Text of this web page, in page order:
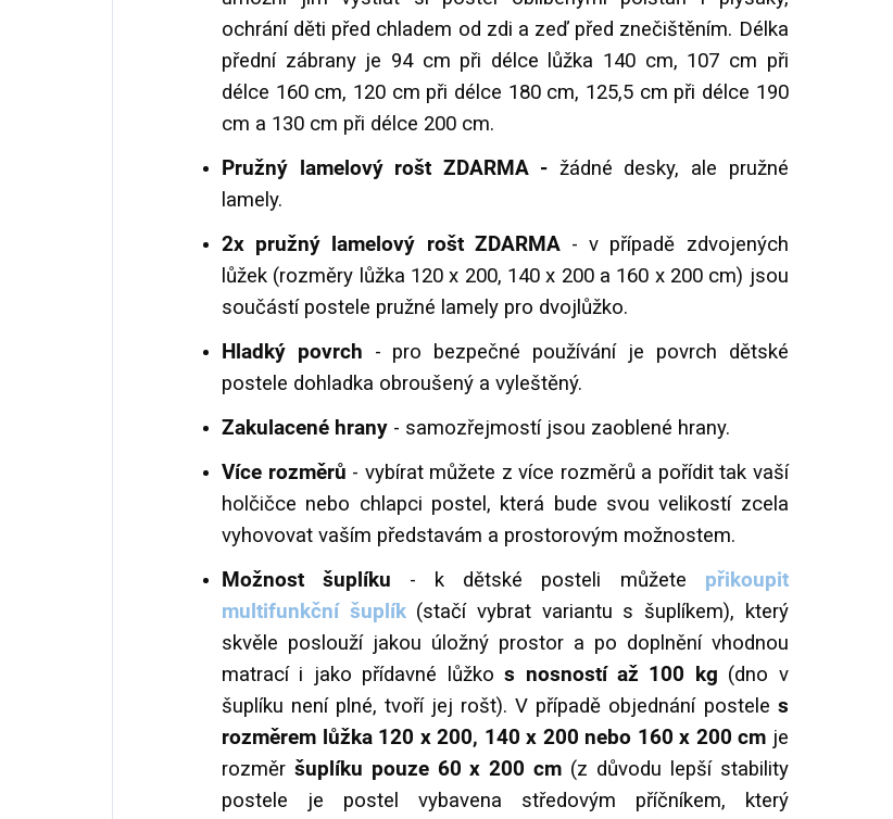
ochrání děti před chladem od zdi a zeď před znečištěním. Délka
přední zábrany je 94 cm při délce lůžka 140 cm, 107 cm při
délce 160 cm, 120 cm při délce 180 cm, 125,5 cm při délce 190
cm a 130 cm při délce 200 cm.
Pružný lamelový rošt ZDARMA - žádné desky, ale pružné
lamely.
2x pružný lamelový rošt ZDARMA- v případě zdvojených
lůžek (rozměry lůžka 120 x 200, 140 x 200 a 160 x 200 cm) jsou
součástí postele pružné lamely pro dvojlůžko.
Hladký povrch - pro bezpečné používání je povrch dětské
postele dohladka obroušený a vyleštěný.
Zakulacené hrany - samozřejmostí jsou zaoblené hrany.
Více rozměrů - vybírat můžete z více rozměrů a pořídit tak vaší
holčičce nebo chlapci postel, která bude svou velikostí zcela
vyhovovat vaším představám a prostorovým možnostem.
Možnost šuplíku - k dětské posteli můžete přikoupit
multifunkční šuplík (stačí vybrat variantu s šuplíkem), který
skvěle poslouží jakou úložný prostor a po doplnění vhodnou
matrací i jako přídavné lůžko s nosností až 100 kg (dno v
šuplíku není plné, tvoří jej rošt). V případě objednání postele s
rozměrem lůžka 120 x 200, 140 x 200 nebo 160 x 200 cm je
rozměr šuplíku pouze 60 x 200 cm (z důvodu lepší stability
postele je postel vybavena středovým příčníkem, který